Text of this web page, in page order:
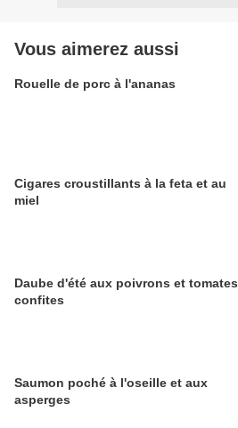
Vous aimerez aussi
Rouelle de porc à l'ananas
Cigares croustillants à la feta et au
miel
Daube d'été aux poivrons et tomates
confites
Saumon poché à l'oseille et aux
asperges